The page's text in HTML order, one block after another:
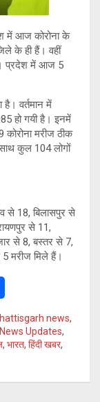
में आज कोरोना के
के ही हैं। वहीं
प्रदेश में आज 5
वर्तमान में
हो गयी है। इनमें
मरीज ठीक
कुल 104 लोगों
से 18, बिलासपुर से
से 11,
से 8, बस्तर से 7,
मरीज मिले हैं।
news,
News Updates,
, भारत, हिंदी खबर,